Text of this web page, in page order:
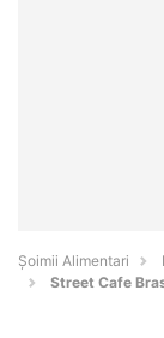
Şoimii Alimentari
Street Cafe